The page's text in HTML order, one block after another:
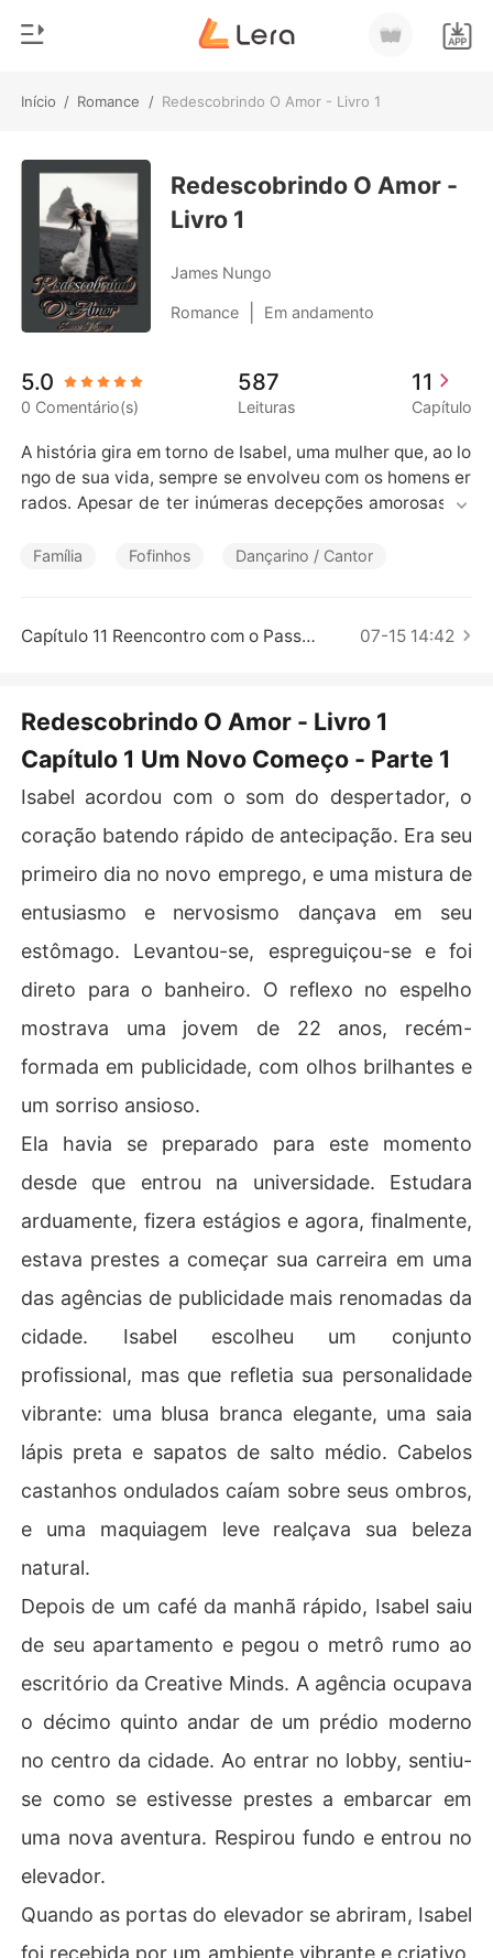
Início / Romance / Redescobrindo O Amor - Livro 1
Loja
Histórico
Sair
Baixar App
Gênero
Moderno
Lobisomem
Contos
Bilionários
Contos Curtos
Redescobrindo O Amor -
Livro 1
James Nungo
Romance Em andamento
5.0
0 Comentário(s)
587
Leituras
11
Capítulo
A história gira em torno de Isabel, uma mulher que, ao lo
ngo de sua vida, sempre se envolveu com os homens er
rados. Apesar de ter inúmeras decepções amorosas, el
mor. Em uma reviravolta do destino, Isabel descobre qu
rrativa longa e complexa, repleta de personagens intere
Família Fofinhos Dançarino / Cantor
Capítulo 11 Reencontro com o Passado - Parte 3 07-15 14:42
Redescobrindo O Amor - Livro 1
Capítulo 1 Um Novo Começo - Parte 1
Isabel acordou com o som do despertador, o
coração batendo rápido de antecipação. Era seu
primeiro dia no novo emprego, e uma mistura de
entusiasmo e nervosismo dançava em seu
estômago. Levantou-se, espreguiçou-se e foi
direto para o banheiro. O reflexo no espelho
mostrava uma jovem de 22 anos, recém-
formada em publicidade, com olhos brilhantes e
um sorriso ansioso.
Ela havia se preparado para este momento
desde que entrou na universidade. Estudara
arduamente, fizera estágios e agora, finalmente,
estava prestes a começar sua carreira em uma
das agências de publicidade mais renomadas da
cidade. Isabel escolheu um conjunto
profissional, mas que refletia sua personalidade
vibrante: uma blusa branca elegante, uma saia
lápis preta e sapatos de salto médio. Cabelos
castanhos ondulados caíam sobre seus ombros,
e uma maquiagem leve realçava sua beleza
natural.
Depois de um café da manhã rápido, Isabel saiu
de seu apartamento e pegou o metrô rumo ao
escritório da Creative Minds. A agência ocupava
o décimo quinto andar de um prédio moderno
no centro da cidade. Ao entrar no lobby, sentiu-
se como se estivesse prestes a embarcar em
uma nova aventura. Respirou fundo e entrou no
elevador.
Quando as portas do elevador se abriram, Isabel
foi recebida por um ambiente vibrante e criativo.